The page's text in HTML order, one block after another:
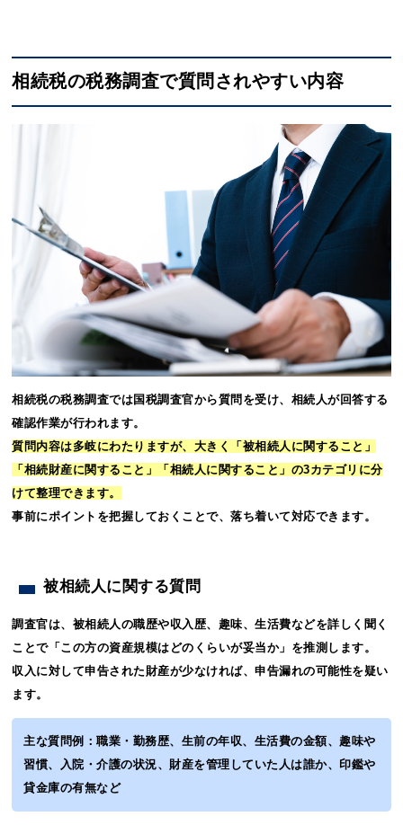
相続税の税務調査で質問されやすい内容
相続税の税務調査では国税調査官から質問を受け、相続人が回答する
確認作業が行われます。
質問内容は多岐にわたりますが、大きく「被相続人に関すること」
「相続財産に関すること」「相続人に関すること」の3カテゴリに分
けて整理できます。
事前にポイントを把握しておくことで、落ち着いて対応できます。
被相続人に関する質問
調査官は、被相続人の職歴や収入歴、趣味、生活費などを詳しく聞く
ことで「この方の資産規模はどのくらいが妥当か」を推測します。
収入に対して申告された財産が少なければ、申告漏れの可能性を疑い
ます。
主な質問例：職業・勤務歴、生前の年収、生活費の金額、趣味や
習慣、入院・介護の状況、財産を管理していた人は誰か、印鑑や
貸金庫の有無など